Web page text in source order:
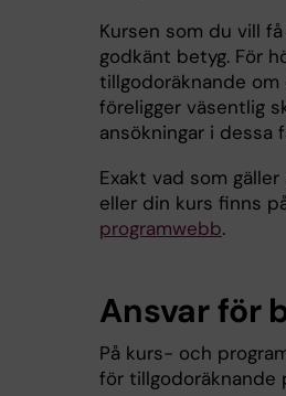
Kursen som du vill
godkänt betyg. För
tillgodoräknande
föreligger väsentlig
ansökningar i dessa
Exakt vad som
eller din kurs finns
programwebb.
Ansvar för
På kurs- och
för tillgodoräknande